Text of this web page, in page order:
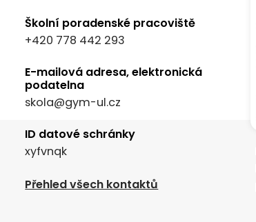
Školní poradenské pracoviště
+420 778 442 293
E-mailová adresa, elektronická
podatelna
skola@gym-ul.cz
ID datové schránky
xyfvnqk
Přehled všech kontaktů